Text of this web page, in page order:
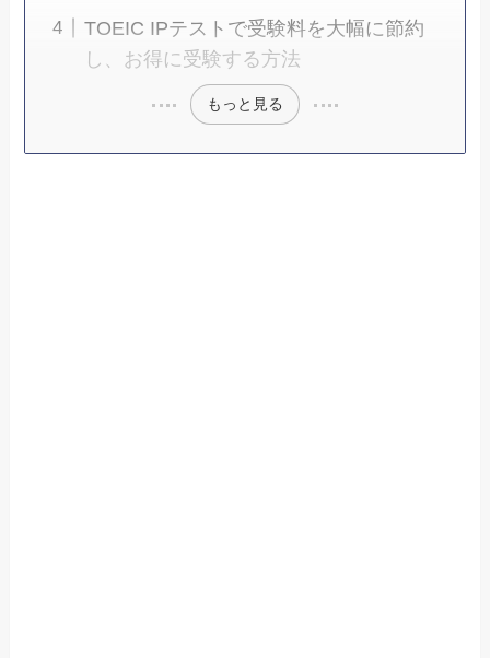
TOEIC IPテストで受験料を大幅に節約
し、お得に受験する方法
もっと見る